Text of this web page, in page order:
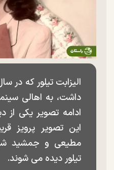
داشت، به اهالی
ادامه تصویر یکی از
این تصویر پرویز
مطیعی و جمشید
تیلور دیده می شوند.